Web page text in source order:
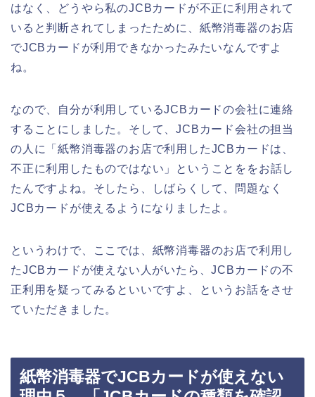
はなく、どうやら私のJCBカードが不正に利用されて
いると判断されてしまったために、紙幣消毒器のお店
でJCBカードが利用できなかったみたいなんですよ
ね。
なので、自分が利用しているJCBカードの会社に連絡
することにしました。そして、JCBカード会社の担当
の人に「紙幣消毒器のお店で利用したJCBカードは、
不正に利用したものではない」ということををお話し
たんですよね。そしたら、しばらくして、問題なく
JCBカードが使えるようになりましたよ。
というわけで、ここでは、紙幣消毒器のお店で利用し
たJCBカードが使えない人がいたら、JCBカードの不
正利用を疑ってみるといいですよ、というお話をさせ
ていただきました。
紙幣消毒器でJCBカードが使えない